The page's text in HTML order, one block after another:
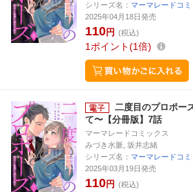
シリーズ名： マーマレードコミ
2025年04月18日発売
110円 (税込)
1 ポイント 1倍
二度目のプロポー
て〜【分冊版】7話
マーマレードコミックス
みづき水脈, 坂井志緒
シリーズ名： マーマレードコミ
2025年03月19日発売
110円 (税込)